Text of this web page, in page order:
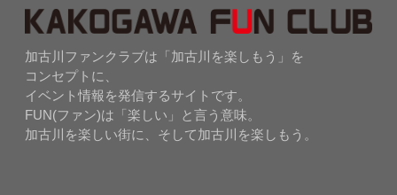
加古川ファンクラブは「加古川を楽しもう」を
コンセプトに、
イベント情報を発信するサイトです。
FUN(ファン)は「楽しい」と言う意味。
加古川を楽しい街に、そして加古川を楽しもう。